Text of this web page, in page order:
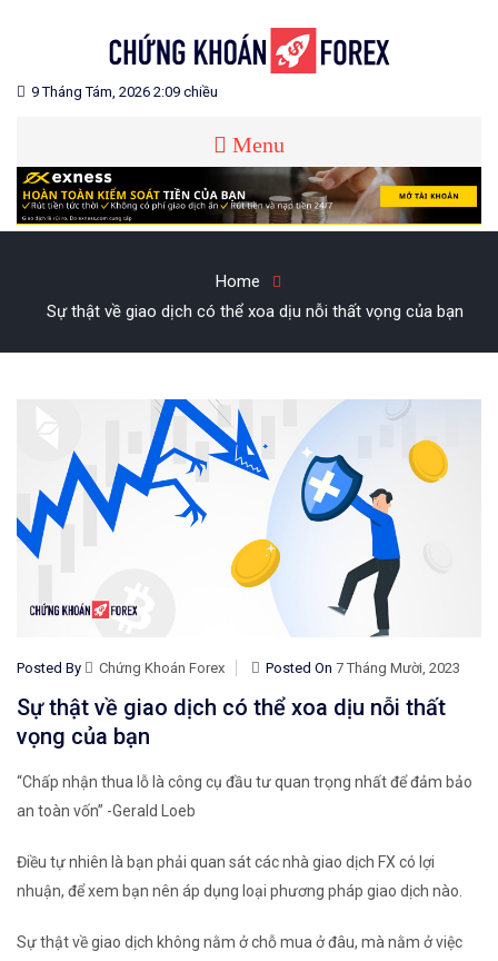
CHỨNG KHOÁN FOREX
Blog chia sẻ về Chứng Khoán và Forex
9 Tháng Tám, 2026 2:09 chiều
Menu
Home
Sự thật về giao dịch có thể xoa dịu nỗi thất vọng của bạn
Posted By Chứng Khoán Forex Posted On 7 Tháng Mười, 2023
Sự thật về giao dịch có thể xoa dịu nỗi thất
vọng của bạn
“Chấp nhận thua lỗ là công cụ đầu tư quan trọng nhất để đảm bảo
an toàn vốn” -Gerald Loeb
Điều tự nhiên là bạn phải quan sát các nhà giao dịch FX có lợi
nhuận, để xem bạn nên áp dụng loại phương pháp giao dịch nào.
Sự thật về giao dịch không nằm ở chỗmuaở đâu, mà nằm ở việc